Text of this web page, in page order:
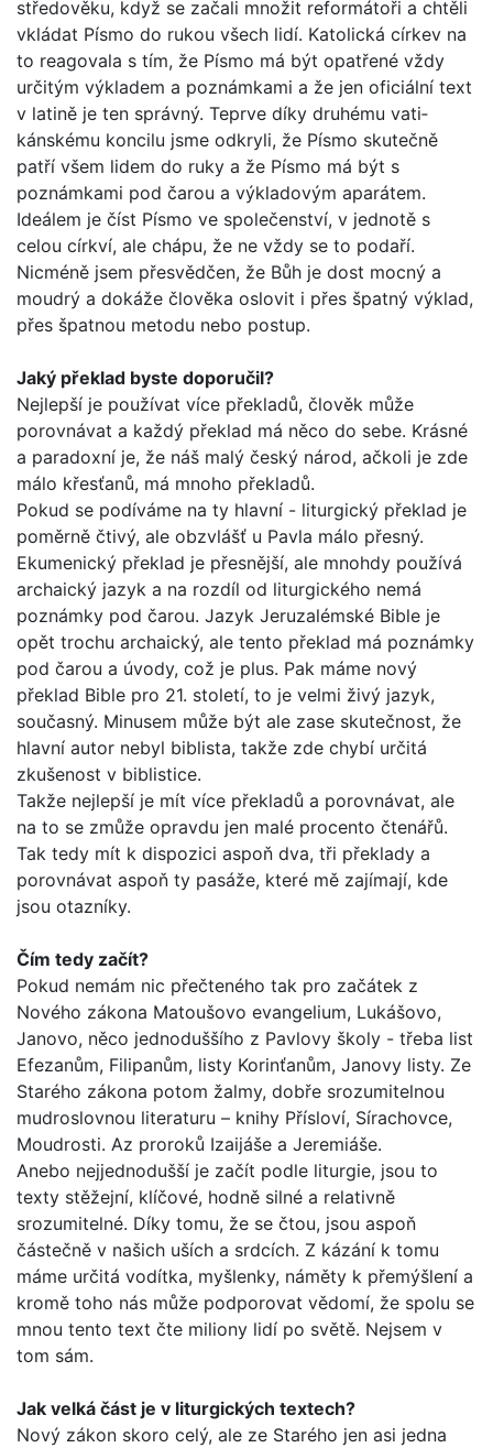
středověku, když se začali množit reformátoři a chtěli
vkládat Písmo do rukou všech lidí. Katolická církev na
to reagovala s tím, že Písmo má být opatřené vždy
určitým výkladem a poznámkami a že jen oficiální text
v latině je ten správný. Teprve díky druhému vati­
kánskému koncilu jsme odkryli, že Písmo skutečně
patří všem lidem do ruky a že Písmo má být s
poznámkami pod čarou a výkladovým aparátem.
Ideálem je číst Písmo ve společenství, v jednotě s
celou církví, ale chápu, že ne vždy se to podaří.
Nicméně jsem přesvědčen, že Bůh je dost mocný a
moudrý a dokáže člověka oslovit i přes špatný výklad,
přes špatnou metodu nebo postup.
Jaký překlad byste doporučil?
Nejlepší je používat více překladů, člověk může
porovnávat a každý překlad má něco do sebe. Krásné
a paradoxní je, že náš malý český národ, ačkoli je zde
málo křesťanů, má mnoho překladů.
Pokud se podíváme na ty hlavní - liturgický překlad je
poměrně čtivý, ale obzvlášť u Pavla málo přesný.
Ekumenický překlad je přesnější, ale mnohdy používá
archaický jazyk a na rozdíl od liturgického nemá
poznámky pod čarou. Jazyk Jeruzalémské Bible je
opět trochu archaický, ale tento překlad má poznámky
pod čarou a úvody, což je plus. Pak máme nový
překlad Bib­le pro 21. století, to je velmi živý jazyk,
současný. Minusem může být ale zase skutečnost, že
hlavní autor nebyl biblista, takže zde chybí určitá
zkušenost v biblistice.
Takže nejlepší je mít více překladů a porovnávat, ale
na to se zmůže opravdu jen malé procento čtenářů.
Tak tedy mít k dis­pozici aspoň dva, tři překlady a
porovnávat aspoň ty pasáže, které mě zajímají, kde
jsou otazníky.
Čím tedy začít?
Pokud nemám nic přečteného tak pro začátek z
Nového záko­na Matoušovo evangelium, Lukášovo,
Janovo, něco jednoduš­šího z Pavlovy školy - třeba list
Efezanům, Filipanům, listy Korinťanům, Janovy listy. Ze
Starého zákona potom žalmy, dobře srozumitelnou
mudroslovnou literaturu – knihy Přísloví, Sírachovce,
Moudrosti. Az proroků Izaijáše a Jeremiáše.
Anebo nejjednodušší je začít podle liturgie, jsou to
texty stěžejní, klíčové, hodně silné a relativně
srozumitelné. Díky tomu, že se čtou, jsou aspoň
částečně v našich uších a srd­cích. Z kázání k tomu
máme určitá vodítka, myšlenky, náměty k přemýšlení a
kromě toho nás může podporovat vědomí, že spolu se
mnou tento text čte miliony lidí po světě. Nejsem v
tom sám.
Jak velká část je v liturgických textech?
Nový zákon skoro celý, ale ze Starého jen asi jedna